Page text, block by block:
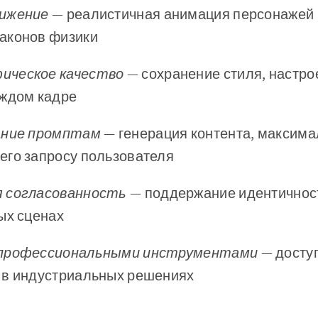
— реалистичная анимация персонажей
физики
качество — сохранение стиля,
кадре
промптам— генерация контента,
запросу пользователя
— поддержание
сценах
инструментами —
индустриальных решениях